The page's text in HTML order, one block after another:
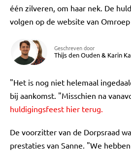
één zilveren, om haar nek. De
volgen op de website van
Geschreven door
Thijs den Ouden& Karin
"Het is nog niet helemaal
bij aankomst. "Misschien na
huldigingsfeest hier terug.
De voorzitter van de Dorpsraad
prestaties van Sanne. "We